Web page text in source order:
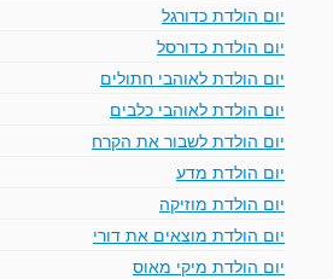
יום הולדת כדורגל
יום הולדת כדורסל
יום הולדת לאוהבי חתולים
יום הולדת לאוהבי כלבים
יום הולדת לשבור את הקרח
יום הולדת מדע
יום הולדת מוזיקה
יום הולדת מוצאים את דורי
יום הולדת מיקי מאוס